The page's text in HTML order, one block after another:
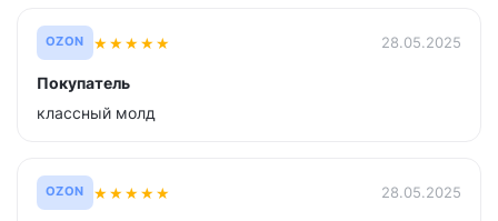
OZON ★★★★★ 28.05.2025
Покупатель
классный молд
OZON ★★★★★ 28.05.2025